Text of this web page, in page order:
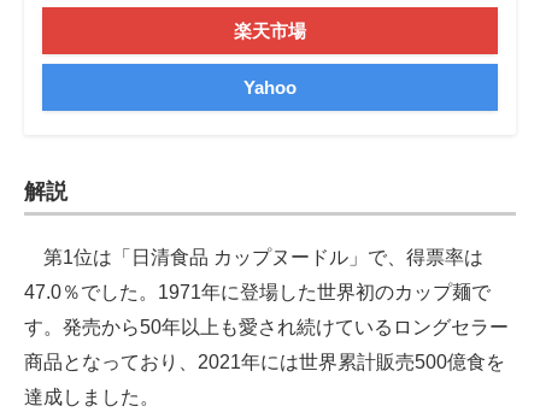
楽天市場
Yahoo
解説
第1位は「日清食品 カップヌードル」で、得票率は
47.0％でした。1971年に登場した世界初のカップ麺で
す。発売から50年以上も愛され続けているロングセラー
商品となっており、2021年には世界累計販売500億食を
達成しました。